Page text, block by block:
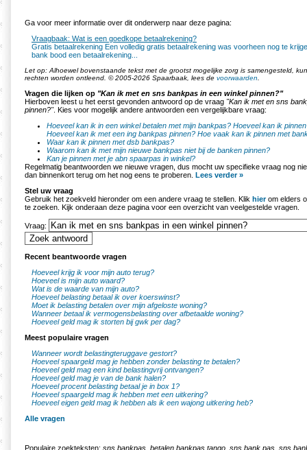
Ga voor meer informatie over dit onderwerp naar deze pagina:
Vraagbaak: Wat is een goedkope betaalrekening?
Gratis betaalrekening Een volledig gratis betaalrekening was voorheen nog te
bank bood een betaalrekening...
Let op: Alhoewel bovenstaande tekst met de grootst mogelijke zorg is samengesteld,
rechten worden ontleend. © 2005-2026 Spaarbaak, lees de voorwaarden
Vragen die lijken op "Kan ik met en sns bankpas in een winkel pinnen?"
Hierboven leest u het eerst gevonden antwoord op de vraag "Kan ik met en sns
pinnen?". Kies voor mogelijk andere antwoorden een vergelijkbare vraag:
Hoeveel kan ik in een winkel betalen met mijn bankpas? Hoeveel kan ik
Hoeveel kan ik met een ing bankpas pinnen? Hoe vaak kan ik pinnen met
Waar kan ik pinnen met dsb bankpas?
Waarom kan ik met mijn nieuwe bankpas niet bij de banken pinnen?
Kan je pinnen met je abn spaarpas in winkel?
Regelmatig beantwoorden we nieuwe vragen, dus mocht uw specifieke vraag nog
dan binnenkort terug om het nog eens te proberen. Lees verder »
Stel uw vraag
Gebruik het zoekveld hieronder om een andere vraag te stellen. Klik hierom elders
te zoeken. Kijk onderaan deze pagina voor een overzicht van veelgestelde vragen.
Vraag:
Recent beantwoorde vragen
Hoeveel krijg ik voor mijn auto terug?
Hoeveel is mijn auto waard?
Wat is de waarde van mijn auto?
Hoeveel belasting betaal ik over koerswinst?
Moet ik belasting betalen over mijn afgeloste woning?
Wanneer betaal ik vermogensbelasting over afbetaalde woning?
Hoeveel geld mag ik storten bij gwk per dag?
Meest populaire vragen
Wanneer wordt belastingteruggave gestort?
Hoeveel spaargeld mag je hebben zonder belasting te betalen?
Hoeveel geld mag een kind belastingvrij ontvangen?
Hoeveel geld mag je van de bank halen?
Hoeveel procent belasting betaal je in box 1?
Hoeveel spaargeld mag ik hebben met een uitkering?
Hoeveel eigen geld mag ik hebben als ik een wajong uitkering heb?
Alle vragen
Populaire zoekteksten: sns bankpas betalen bankpas tango sns bank pas sns